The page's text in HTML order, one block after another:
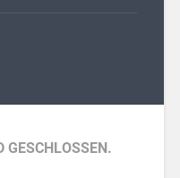
GESCHLOSSEN.